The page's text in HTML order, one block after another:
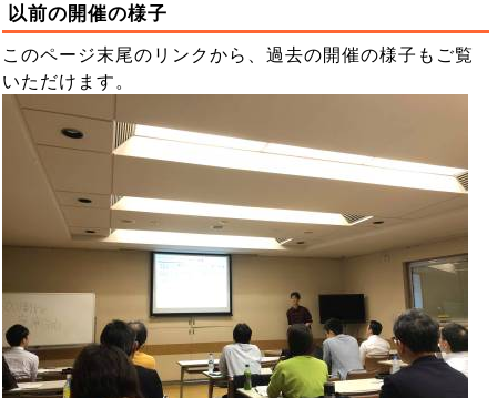
以前の開催の様子
このページ末尾のリンクから、過去の開催の様子もご覧
いただけます。